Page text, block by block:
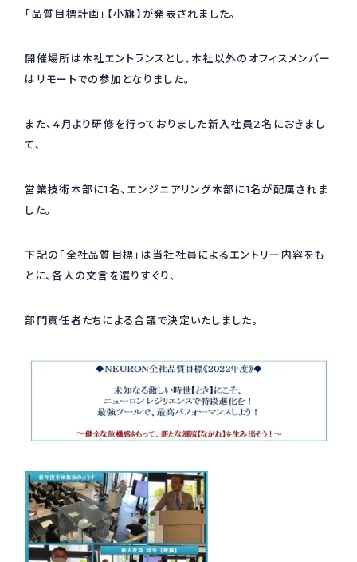
新着情報 News&Topics
採用情報 Recruit
お問い合わせ
webカタログ
「品質目標計画」【小旗】が発表されました。
開催場所は本社エントランスとし、本社以外のオフィスメンバー
はリモートでの参加となりました。
また、4月より研修を行っておりました新入社員2名におきまし
て、
営業技術本部に1名、エンジニアリング本部に1名が配属されま
した。
下記の「全社品質目標」は当社社員によるエントリー内容をも
とに、各人の文言を選りすぐり、
部門責任者たちによる合議で決定いたしました。